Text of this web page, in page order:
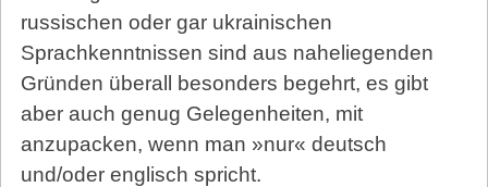
russischen oder gar ukrainischen
Sprachkenntnissen sind aus naheliegenden
Gründen überall besonders begehrt, es gibt
aber auch genug Gelegenheiten, mit
anzupacken, wenn man »nur« deutsch
und/oder englisch spricht.